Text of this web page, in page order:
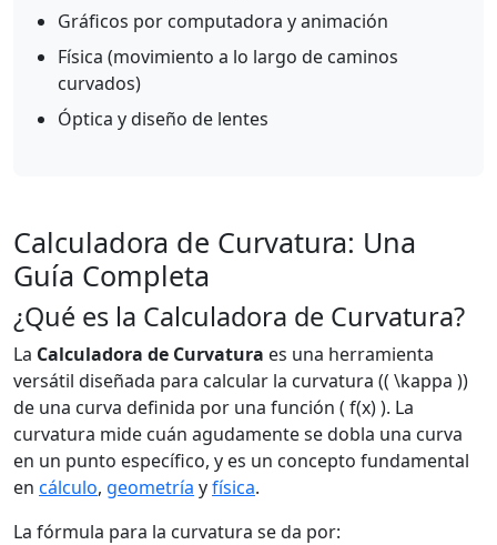
Gráficos por computadora y animación
Física (movimiento a lo largo de caminos
curvados)
Óptica y diseño de lentes
Calculadora de Curvatura: Una
Guía Completa
¿Qué es la Calculadora de Curvatura?
La Calculadora de Curvatura es una herramienta
versátil diseñada para calcular la curvatura (( \kappa ))
de una curva definida por una función ( f(x) ). La
curvatura mide cuán agudamente se dobla una curva
en un punto específico, y es un concepto fundamental
en cálculo, geometría yfísica.
La fórmula para la curvatura se da por: